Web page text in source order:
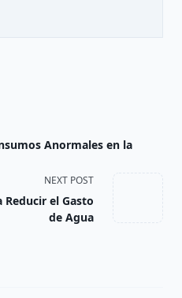
Anormales en la
NEXT POST
el Gasto
de Agua